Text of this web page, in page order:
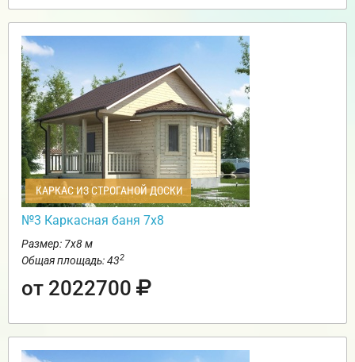
КАРКАС ИЗ СТРОГАНОЙ ДОСКИ
№3 Каркасная баня 7х8
Размер: 7х8 м
Общая площадь: 432
от 2022700